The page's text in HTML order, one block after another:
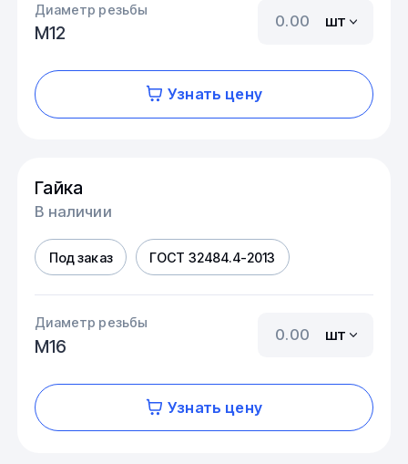
Диаметр резьбы
М12
шт
Узнать цену
Гайка
В наличии
Под заказ ГОСТ 32484.4-2013
Диаметр резьбы
М16
шт
Узнать цену